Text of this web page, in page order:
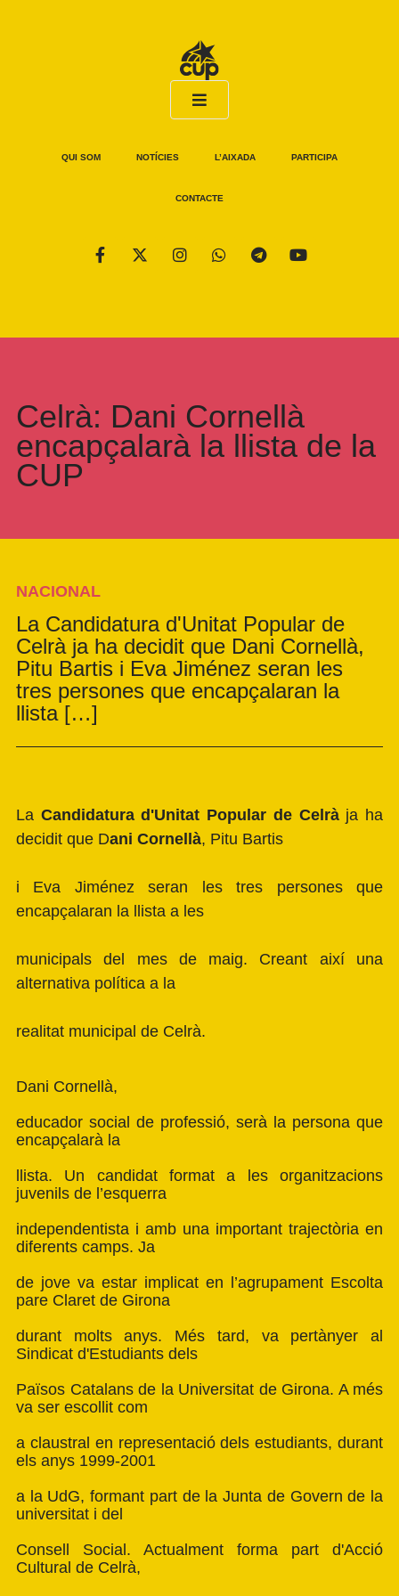
QUI SOM NOTÍCIES L’AIXADA PARTICIPA
CONTACTE
Celrà: Dani Cornellà
encapçalarà la llista de la
CUP
NACIONAL
La Candidatura d'Unitat Popular de
Celrà ja ha decidit que Dani Cornellà,
Pitu Bartis i Eva Jiménez seran les
tres persones que encapçalaran la
llista […]
La Candidatura d'Unitat Popular de Celràja ha
decidit que Dani Cornellà, Pitu Bartis
i Eva Jiménez seran les tres persones que
encapçalaran la llista a les
municipals del mes de maig. Creant així una
alternativa política a la
realitat municipal de Celrà.
Dani Cornellà,
educador social de professió, serà la persona que
encapçalarà la
llista. Un candidat format a les organitzacions
juvenils de l’esquerra
independentista i amb una important trajectòria en
diferents camps. Ja
de jove va estar implicat en l’agrupament Escolta
pare Claret de Girona
durant molts anys. Més tard, va pertànyer al
Sindicat d'Estudiants dels
Països Catalans de la Universitat de Girona. A més
va ser escollit com
a claustral en representació dels estudiants, durant
els anys 1999-2001
a la UdG, formant part de la Junta de Govern de la
universitat i del
Consell Social. Actualment forma part d'Acció
Cultural de Celrà,